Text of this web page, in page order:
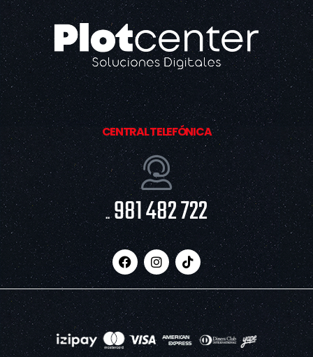
CENTRAL TELEFÓNICA
..981 482 722